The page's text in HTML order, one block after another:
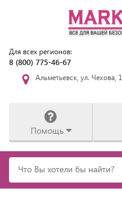
Для всех регионов:
8 (800) 775-46-67
Альметьевск, ул. Чехова,
Помощь